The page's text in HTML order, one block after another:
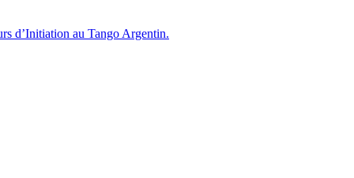
d’Initiation au Tango Argentin.